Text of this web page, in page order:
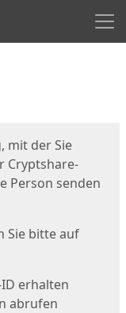
mit der Sie
Cryptshare-
Person senden
Sie bitte auf
erhalten
abrufen